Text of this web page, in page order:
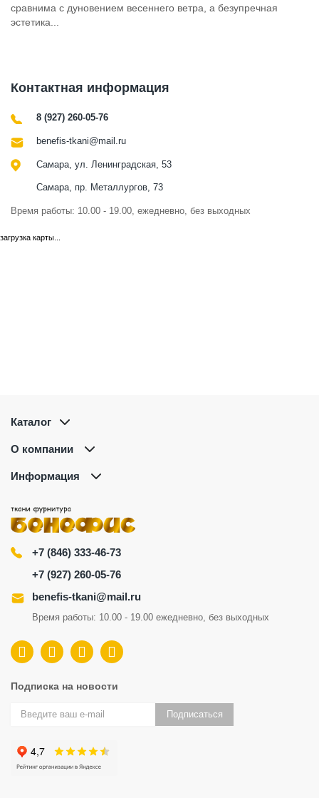
сравнима с дуновением весеннего ветра, а безупречная
эстетика...
Контактная информация
8 (927) 260-05-76
benefis-tkani@mail.ru
Самара, ул. Ленинградская, 53
Самара, пр. Металлургов, 73
Время работы: 10.00 - 19.00, ежедневно, без выходных
загрузка карты...
Каталог
О компании
Информация
+7 (846) 333-46-73
+7 (927) 260-05-76
benefis-tkani@mail.ru
Время работы: 10.00 - 19.00 ежедневно, без выходных
Подписка на новости
Подписаться